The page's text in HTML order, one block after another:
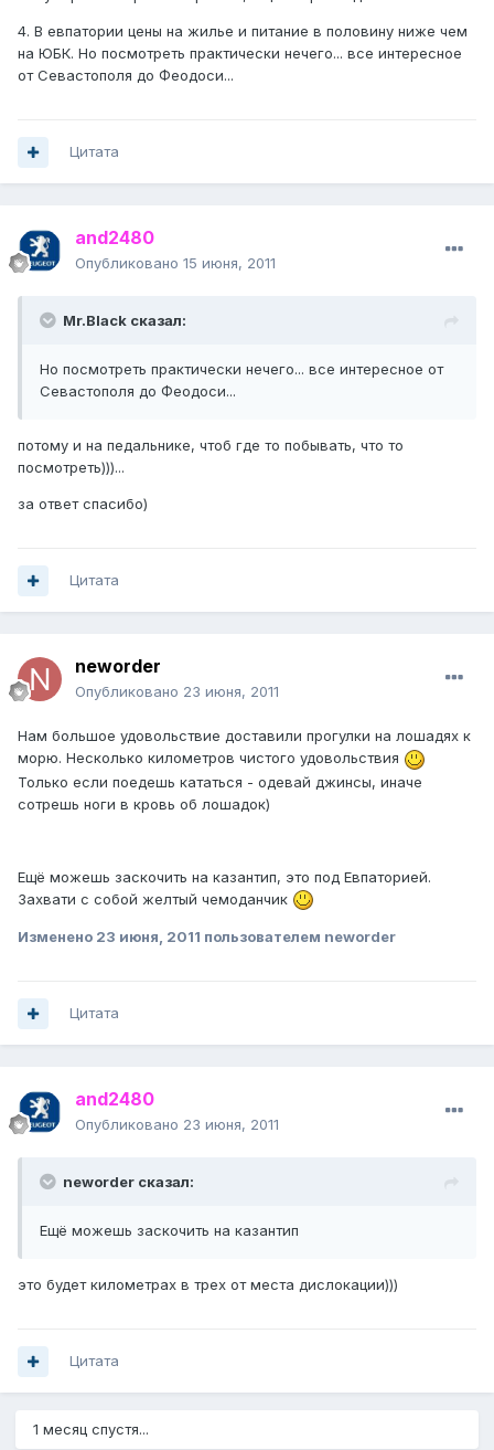
4. В евпатории цены на жилье и питание в половину ниже чем
на ЮБК. Но посмотреть практически нечего... все интересное
от Севастополя до Феодоси...
Цитата
and2480
Опубликовано 15 июня, 2011
Mr.Black сказал:
Но посмотреть практически нечего... все интересное от
Севастополя до Феодоси...
потому и на педальнике, чтоб где то побывать, что то
посмотреть)))...
за ответ спасибо)
Цитата
neworder
Опубликовано 23 июня, 2011
Нам большое удовольствие доставили прогулки на лошадях к
морю. Несколько километров чистого удовольствия
Только если поедешь кататься - одевай джинсы, иначе
сотрешь ноги в кровь об лошадок)
Ещё можешь заскочить на казантип, это под Евпаторией.
Захвати с собой желтый чемоданчик
Изменено 23 июня, 2011 пользователем neworder
Цитата
and2480
Опубликовано 23 июня, 2011
neworder сказал:
Ещё можешь заскочить на казантип
это будет километрах в трех от места дислокации)))
Цитата
1 месяц спустя...